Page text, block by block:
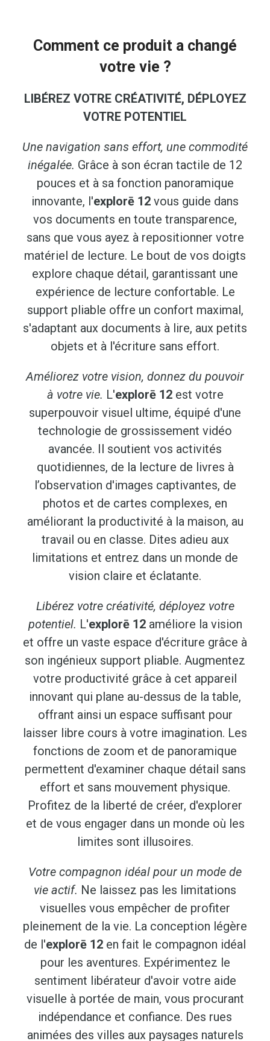
Comment ce produit a changé
votre vie ?
LIBÉREZ VOTRE CRÉATIVITÉ, DÉPLOYEZ
VOTRE POTENTIEL
Une navigation sans effort, une commodité
inégalée. Grâce à son écran tactile de 12
pouces et à sa fonction panoramique
innovante, l'explorē 12 vous guide dans
vos documents en toute transparence,
sans que vous ayez à repositionner votre
matériel de lecture. Le bout de vos doigts
explore chaque détail, garantissant une
expérience de lecture confortable. Le
support pliable offre un confort maximal,
s'adaptant aux documents à lire, aux petits
objets et à l'écriture sans effort.
Améliorez votre vision, donnez du pouvoir
à votre vie. L'explorē 12est votre
superpouvoir visuel ultime, équipé d'une
technologie de grossissement vidéo
avancée. Il soutient vos activités
quotidiennes, de la lecture de livres à
l’observation d'images captivantes, de
photos et de cartes complexes, en
améliorant la productivité à la maison, au
travail ou en classe. Dites adieu aux
limitations et entrez dans un monde de
vision claire et éclatante.
Libérez votre créativité, déployez votre
potentiel. L'explorē 12améliore la vision
et offre un vaste espace d'écriture grâce à
son ingénieux support pliable. Augmentez
votre productivité grâce à cet appareil
innovant qui plane au-dessus de la table,
offrant ainsi un espace suffisant pour
laisser libre cours à votre imagination. Les
fonctions de zoom et de panoramique
permettent d'examiner chaque détail sans
effort et sans mouvement physique.
Profitez de la liberté de créer, d'explorer
et de vous engager dans un monde où les
limites sont illusoires.
Votre compagnon idéal pour un mode de
vie actif. Ne laissez pas les limitations
visuelles vous empêcher de profiter
pleinement de la vie. La conception légère
de l'explorē 12 en fait le compagnon idéal
pour les aventures. Expérimentez le
sentiment libérateur d'avoir votre aide
visuelle à portée de main, vous procurant
indépendance et confiance. Des rues
animées des villes aux paysages naturels